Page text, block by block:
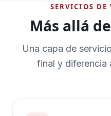
SERVICIOS
Más allá
Una capa de
final y diferencia